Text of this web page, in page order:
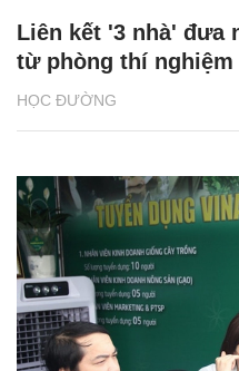
HỌC ĐƯỜNG
Liên kết '3 nhà' đưa
từ phòng thí nghiệm